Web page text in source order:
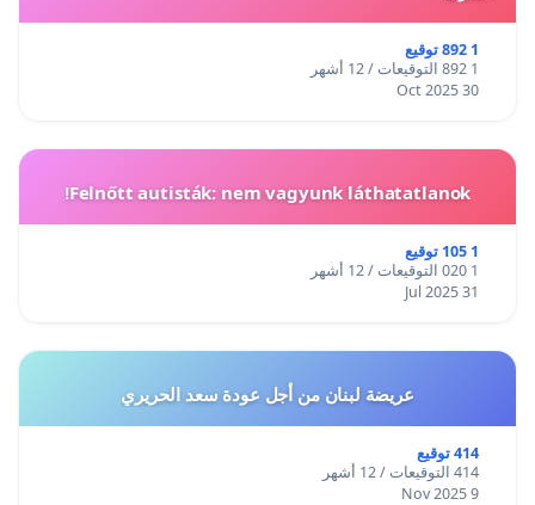
1 892 توقيع
1 892 التوقيعات / 12 أشهر
30 Oct 2025
Felnőtt autisták: nem vagyunk láthatatlanok!
1 105 توقيع
1 020 التوقيعات / 12 أشهر
31 Jul 2025
عريضة لبنان من أجل عودة سعد الحريري
414 توقيع
414 التوقيعات / 12 أشهر
9 Nov 2025